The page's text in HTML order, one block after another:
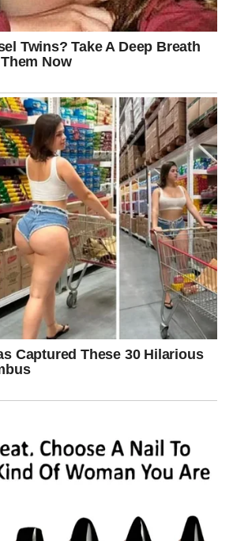
ali duboko. Emocije su pojačane,
Ovo je dobar trenutak za
i unutrašnje čišćenje. Poslovno –
U ljubavi želiš bliskost, razumevanje
ti donosi poruku da je u redu
tu leži tvoja moć.